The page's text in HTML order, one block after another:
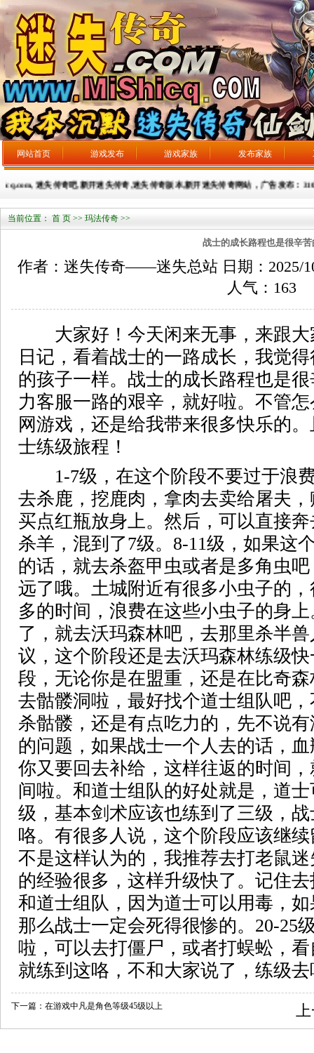
网站首页 游戏发布 游戏家族 发布家族
迷失传奇吧,新开迷失传奇,迷失传奇版本,新开迷失传奇网站，广告发布：
当前位置： 首 页 >> 玛法传奇 >>
战士的成长路程也是很辛苦
作者：迷失传奇——迷失总站 日期：2025/
人气： 163
大家好！今天闲来无事，来跟大
日记，看着战士的一路成长，我觉
的孩子一样。战士的成长路程也是
力客服一路的艰辛，就好啦。不管
网游戏，还是给我带来很多快乐的
士练级旅程！
1-7级，在这个阶段不要过于浪
去杀鹿，挖鹿肉，拿肉去卖给屠夫
买点红瓶放身上。然后，可以直接
杀羊，混到了7级。8-11级，如果这
的话，就去杀盔甲虫或者是多角虫
远了哦。土城附近有很多小虫子的
多的时间，浪费在这些小虫子的身
了，就去沃玛森林吧，去那里杀半
议，这个阶段还是去沃玛森林练级
段，无论你是在盟重，还是在比奇
去骷髅洞啦，最好找个道士组队吧
杀骷髅，还是有点吃力的，先不说
的问题，如果战士一个人去的话，
你又要回去补给，这样往返的时间
间啦。和道士组队的好处就是，道
级，基本剑术应该也练到了三级，
咯。有很多人说，这个阶段应该继
不是这样认为的，我推荐去打老鼠
的经验很多，这样升级快了。记住
和道士组队，因为道士可以用毒，
那么战士一定会死得很惨的。20-25
啦，可以去打僵尸，或者打蜈蚣，
就练到这咯，不和大家说了，练级
下一篇： 在游戏中凡是角色等级45级以上